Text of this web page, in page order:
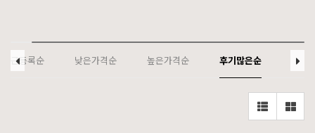
최근등록순 낮은가격순 높은가격순 후기많은순